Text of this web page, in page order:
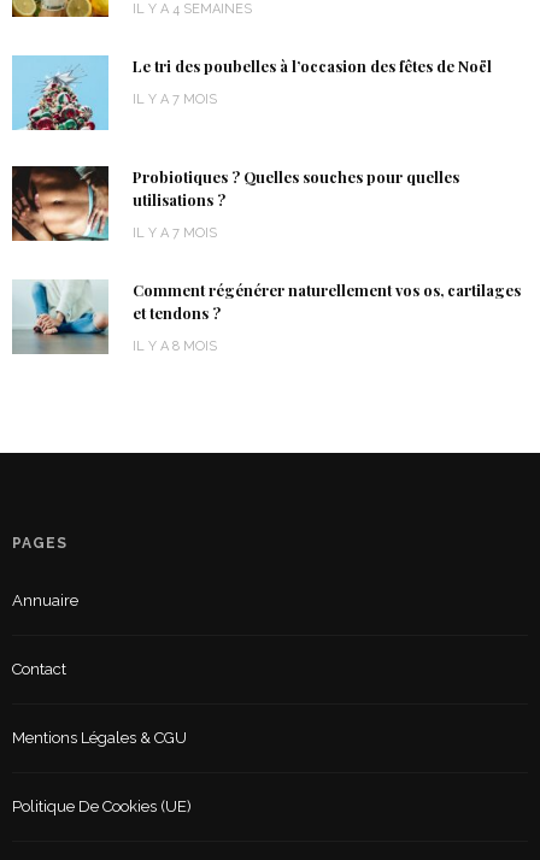
IL Y A 4 SEMAINES
Le tri des poubelles à l’occasion des fêtes de Noël
IL Y A 7 MOIS
Probiotiques ? Quelles souches pour quelles
utilisations ?
IL Y A 7 MOIS
Comment régénérer naturellement vos os, cartilages
et tendons ?
IL Y A 8 MOIS
PAGES
Annuaire
Contact
Mentions Légales & CGU
Politique De Cookies (UE)